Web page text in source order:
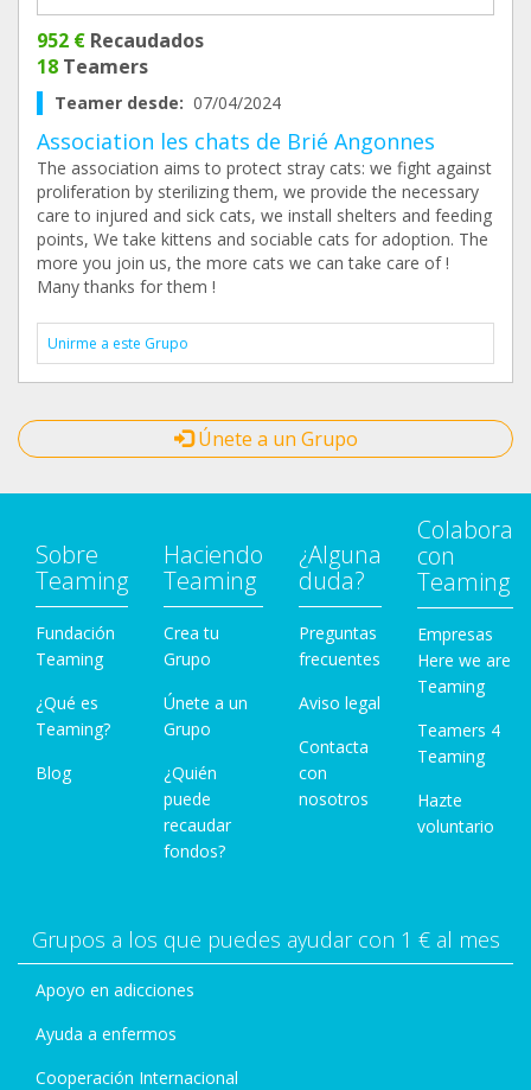
952 € Recaudados
18 Teamers
Teamer desde: 07/04/2024
Association les chats de Brié Angonnes
The association aims to protect stray cats: we fight against
proliferation by sterilizing them, we provide the necessary
care to injured and sick cats, we install shelters and feeding
points, We take kittens and sociable cats for adoption. The
more you join us, the more cats we can take care of !
Many thanks for them !
Unirme a este Grupo
Únete a un Grupo
Sobre
Teaming
Fundación
Teaming
¿Qué es
Teaming?
Blog
Haciendo
Teaming
Crea tu
Grupo
Únete a un
Grupo
¿Quién
puede
recaudar
fondos?
¿Alguna
duda?
Preguntas
frecuentes
Aviso legal
Contacta
con
nosotros
Colabora
con
Teaming
Empresas
Here we are
Teaming
Teamers 4
Teaming
Hazte
voluntario
Grupos a los que puedes ayudar con 1 € al mes
Apoyo en adicciones
Ayuda a enfermos
Cooperación Internacional